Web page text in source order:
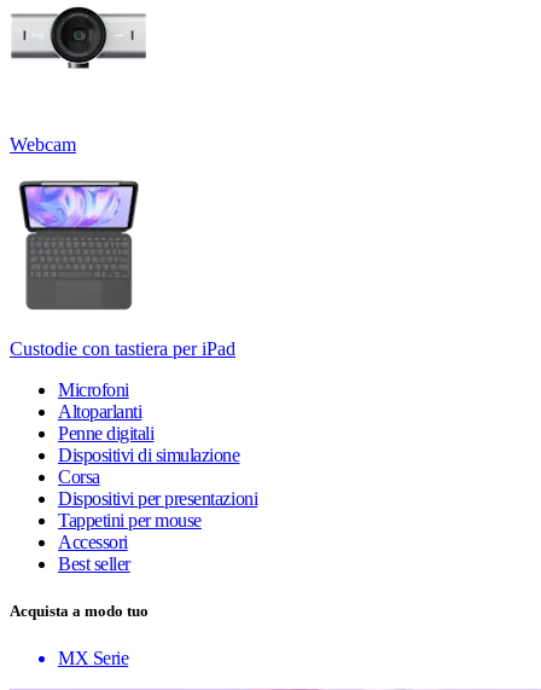
Webcam
Custodie con tastiera per iPad
Microfoni
Altoparlanti
Penne digitali
Dispositivi di simulazione
Corsa
Dispositivi per presentazioni
Tappetini per mouse
Accessori
Best seller
Acquista a modo tuo
MX Serie